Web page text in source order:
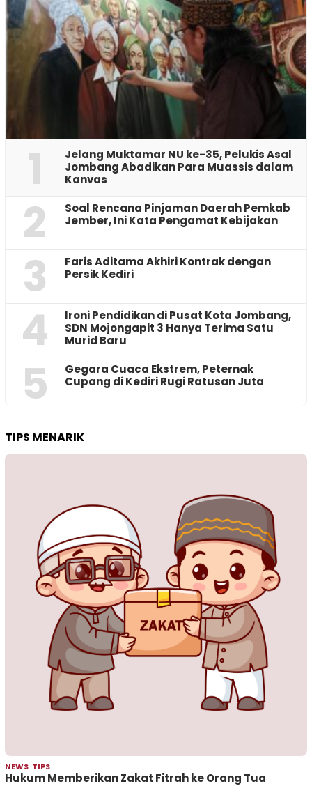
1
Jelang Muktamar NU ke-35, Pelukis Asal
Jombang Abadikan Para Muassis dalam
Kanvas
2
‎Soal Rencana Pinjaman Daerah Pemkab
Jember, Ini Kata Pengamat Kebijakan ‎
3
Faris Aditama Akhiri Kontrak dengan
Persik Kediri
4
Ironi Pendidikan di Pusat Kota Jombang,
SDN Mojongapit 3 Hanya Terima Satu
Murid Baru
5
‎Gegara Cuaca Ekstrem, Peternak
Cupang di Kediri Rugi Ratusan Juta
TIPS MENARIK
NEWS, TIPS
Hukum Memberikan Zakat Fitrah ke Orang Tua